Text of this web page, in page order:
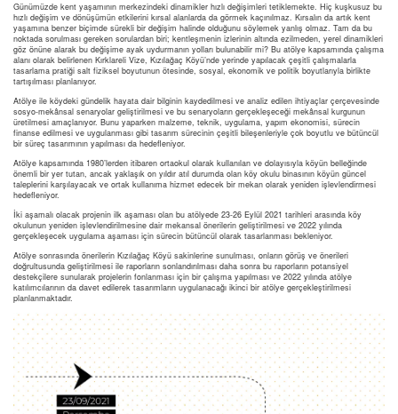
Günümüzde kent yaşamının merkezindeki dinamikler hızlı değişimleri tetiklemekte. Hiç kuşkusuz bu
hızlı değişim ve dönüşümün etkilerini kırsal alanlarda da görmek kaçınılmaz. Kırsalın da artık kent
yaşamına benzer biçimde sürekli bir değişim halinde olduğunu söylemek yanlış olmaz. Tam da bu
noktada sorulması gereken sorulardan biri; kentleşmenin izlerinin altında ezilmeden, yerel dinamikleri
göz önüne alarak bu değişime ayak uydurmanın yolları bulunabilir mi? Bu atölye kapsamında çalışma
alanı olarak belirlenen Kırklareli Vize, Kızılağaç Köyü’nde yerinde yapılacak çeşitli çalışmalarla
tasarlama pratiği salt fiziksel boyutunun ötesinde, sosyal, ekonomik ve politik boyutlarıyla birlikte
tartışılması planlanıyor.
Atölye ile köydeki gündelik hayata dair bilginin kaydedilmesi ve analiz edilen ihtiyaçlar çerçevesinde
sosyo-mekânsal senaryolar geliştirilmesi ve bu senaryoların gerçekleşeceği mekânsal kurgunun
üretilmesi amaçlanıyor. Bunu yaparken malzeme, teknik, uygulama, yapım ekonomisi, sürecin
finanse edilmesi ve uygulanması gibi tasarım sürecinin çeşitli bileşenleriyle çok boyutlu ve bütüncül
bir süreç tasarımının yapılması da hedefleniyor.
Atölye kapsamında 1980’lerden itibaren ortaokul olarak kullanılan ve dolayısıyla köyün belleğinde
önemli bir yer tutan, ancak yaklaşık on yıldır atıl durumda olan köy okulu binasının köyün güncel
taleplerini karşılayacak ve ortak kullanıma hizmet edecek bir mekan olarak yeniden işlevlendirmesi
hedefleniyor.
İki aşamalı olacak projenin ilk aşaması olan bu atölyede 23-26 Eylül 2021 tarihleri arasında köy
okulunun yeniden işlevlendirilmesine dair mekansal önerilerin geliştirilmesi ve 2022 yılında
gerçekleşecek uygulama aşaması için sürecin bütüncül olarak tasarlanması bekleniyor.
Atölye sonrasında önerilerin Kızılağaç Köyü sakinlerine sunulması, onların görüş ve önerileri
doğrultusunda geliştirilmesi ile raporların sonlandırılması daha sonra bu raporların potansiyel
destekçilere sunularak projelerin fonlanması için bir çalışma yapılması ve 2022 yılında atölye
katılımcılarının da davet edilerek tasarımların uygulanacağı ikinci bir atölye gerçekleştirilmesi
planlanmaktadır.